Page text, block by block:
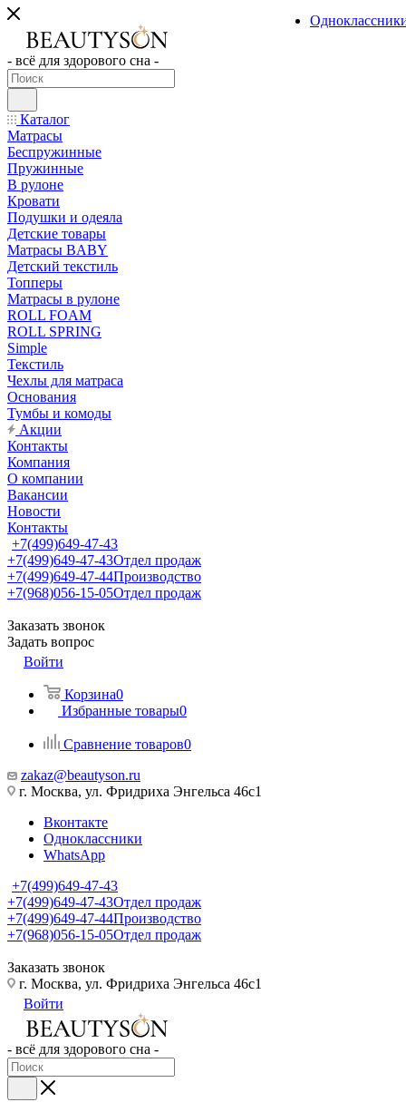
- всё для здорового сна -
Каталог
Матрасы
Беспружинные
Пружинные
В рулоне
Кровати
Подушки и одеяла
Детские товары
Матрасы BABY
Детский текстиль
Топперы
Матрасы в рулоне
ROLL FOAM
ROLL SPRING
Simple
Текстиль
Чехлы для матраса
Основания
Тумбы и комоды
Акции
Контакты
Компания
О компании
Вакансии
Новости
Контакты
+7(499)649-47-43
+7(499)649-47-43Отдел продаж
+7(499)649-47-44Производство
+7(968)056-15-05Отдел продаж
Заказать звонок
Задать вопрос
Войти
Корзина0
Избранные товары0
Сравнение товаров0
zakaz@beautyson.ru
г. Москва, ул. Фридриха Энгельса 46с1
Вконтакте
Одноклассники
WhatsApp
+7(499)649-47-43
+7(499)649-47-43Отдел продаж
+7(499)649-47-44Производство
+7(968)056-15-05Отдел продаж
Заказать звонок
г. Москва, ул. Фридриха Энгельса 46с1
Войти
- всё для здорового сна -